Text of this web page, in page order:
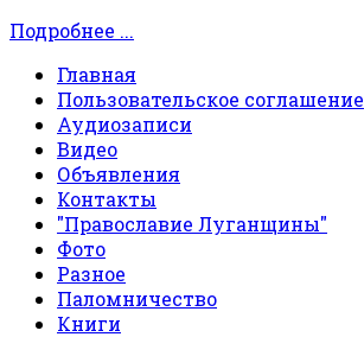
Подробнее ...
Главная
Пользовательское соглашение
Аудиозаписи
Видео
Объявления
Контакты
"Православие Луганщины"
Фото
Разное
Паломничество
Книги